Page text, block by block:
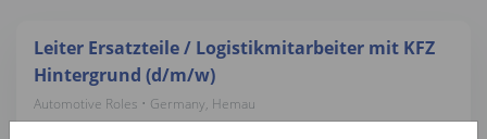
Leiter Ersatzteile / Logistikmitarbeiter mit KFZ
Hintergrund (d/m/w)
Automotive Roles • Germany, Hemau
Autohero